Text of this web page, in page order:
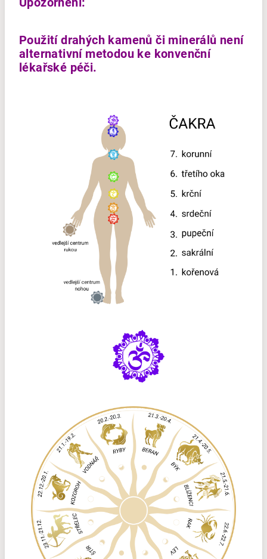
Použití drahých kamenů či minerálů není
alternativní metodou ke konvenční
lékařské péči.